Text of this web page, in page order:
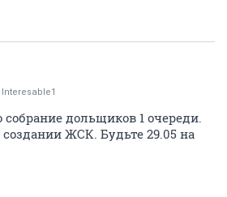
Interesable1
собрание дольщиков 1 очереди.
ЖСК. Будьте 29.05 на